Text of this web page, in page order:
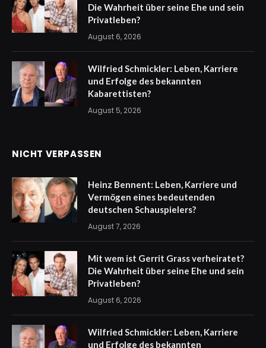
Die Wahrheit über seine Ehe und sein
Privatleben?
August 6, 2026
Wilfried Schmickler: Leben, Karriere
und Erfolge des bekannten
Kabarettisten?
August 5, 2026
NICHT VERPASSEN
Heinz Bennent: Leben, Karriere und
Vermögen eines bedeutenden
deutschen Schauspielers?
August 7, 2026
Mit wem ist Gerrit Grass verheiratet?
Die Wahrheit über seine Ehe und sein
Privatleben?
August 6, 2026
Wilfried Schmickler: Leben, Karriere
und Erfolge des bekannten